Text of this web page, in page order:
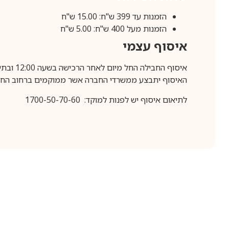
הזמנות עד 399 ש"ח: 15.00 ש"ח
הזמנות מעל 400 ש"ח: 5.00 ש"ח
איסוף עצמי
איסוף החבילה החל מיום לאחר הרכישה בשעה 12:00 ובתיאום מראש בלבד.
האיסוף יתבצע ממשרדי החברה אשר ממוקמים ברחוב החרושת 25,
לתיאום איסוף יש לפנות למוקד: 1700-50-70-60